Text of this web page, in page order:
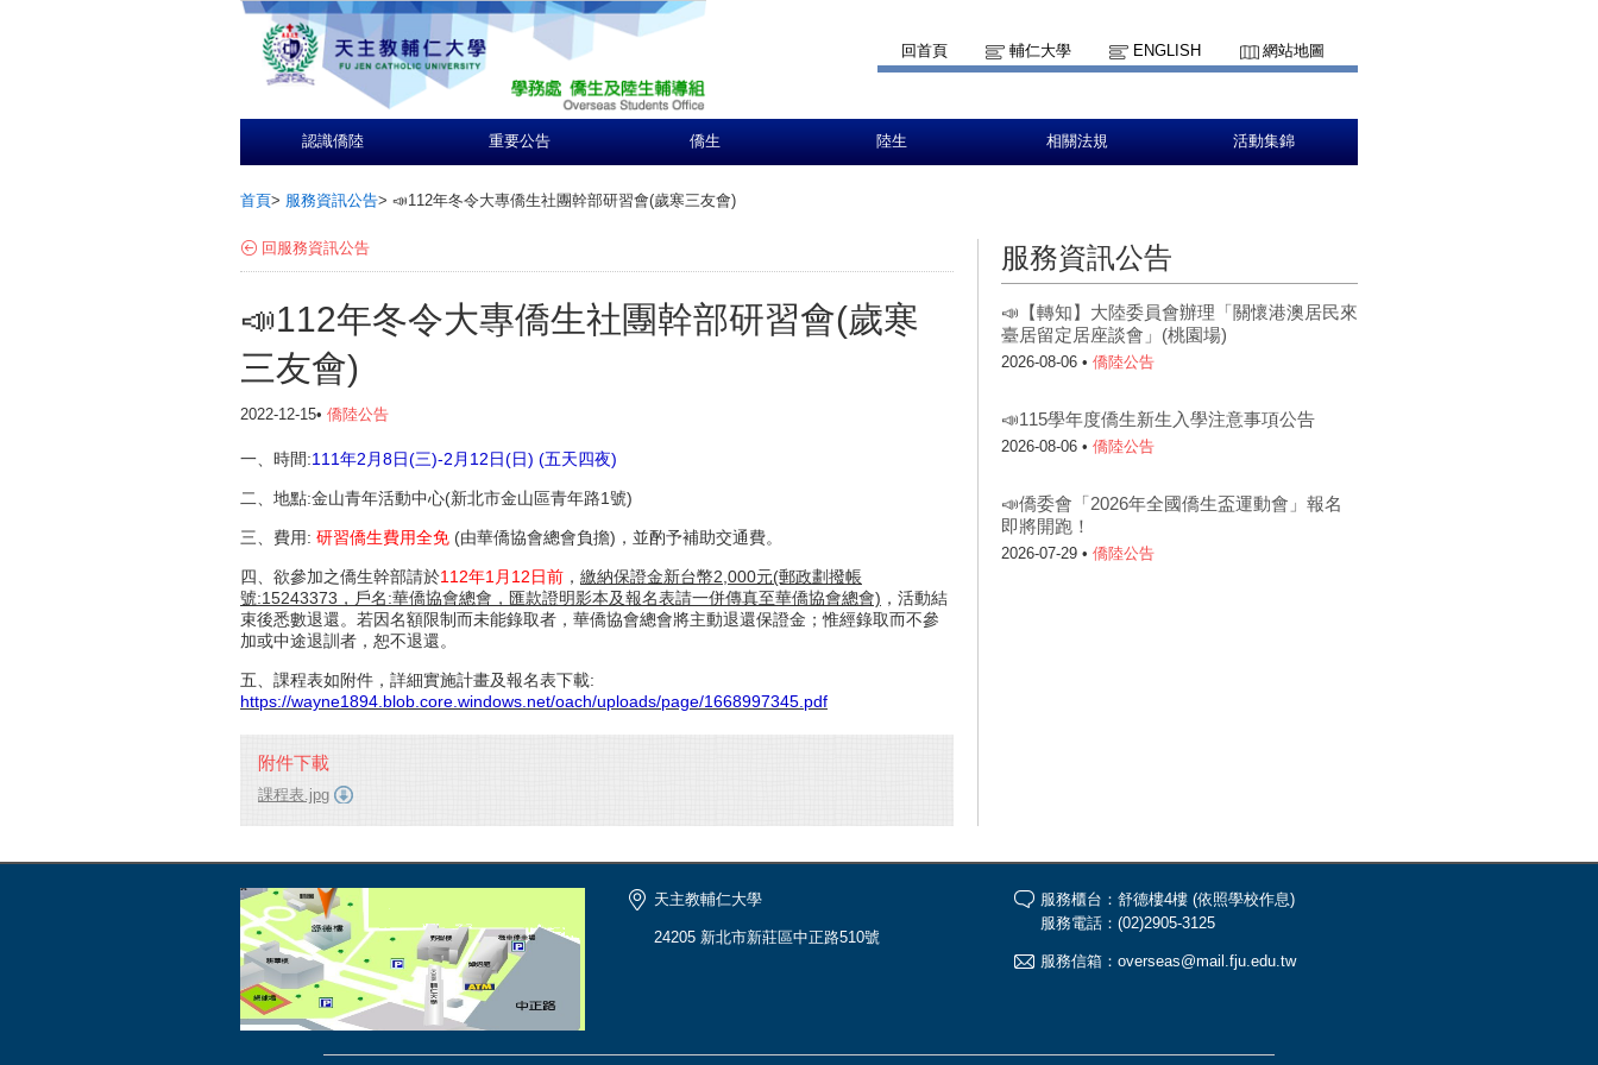
回首頁 輔仁大學 ENGLISH 網站地圖
認識僑陸 重要公告 僑生 陸生 相關法規 活動集錦
首頁> 服務資訊公告> 📣112年冬令大專僑生社團幹部研習會(歲寒三友會)
回服務資訊公告
📣112年冬令大專僑生社團幹部研習會(歲寒
三友會)
2022-12-15• 僑陸公告
一、時間:111年2月8日(三)-2月12日(日) (五天四夜)
二、地點:金山青年活動中心(新北市金山區青年路1號)
三、費用: 研習僑生費用全免 (由華僑協會總會負擔)，並酌予補助交通費。
四、欲參加之僑生幹部請於112年1月12日前 ， 繳納保證金新台幣2,000元(郵政劃撥帳
號:15243373，戶名:華僑協會總會，匯款證明影本及報名表請一併傳真至華僑協會總會) ，活動結
束後悉數退還。若因名額限制而未能錄取者，華僑協會總會將主動退還保證金；惟經錄取而不參
加或中途退訓者，恕不退還。
五、課程表如附件，詳細實施計畫及報名表下載:
https://wayne1894.blob.core.windows.net/oach/uploads/page/1668997345.pdf
附件下載
課程表.jpg
服務資訊公告
📣【轉知】大陸委員會辦理「關懷港澳居民來
臺居留定居座談會」(桃園場)
2026-08-06 • 僑陸公告
📣115學年度僑生新生入學注意事項公告
2026-08-06 • 僑陸公告
📣僑委會「2026年全國僑生盃運動會」報名
即將開跑！
2026-07-29 • 僑陸公告
天主教輔仁大學
24205 新北市新莊區中正路510號
服務櫃台：舒德樓4樓 (依照學校作息)
服務電話：(02)2905-3125
服務信箱：overseas@mail.fju.edu.tw